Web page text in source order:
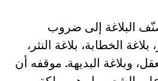
البلاغة إلى ضروب
الخطابة، بلاغة النثر،
وبلاغة البديهة. موقفه أن